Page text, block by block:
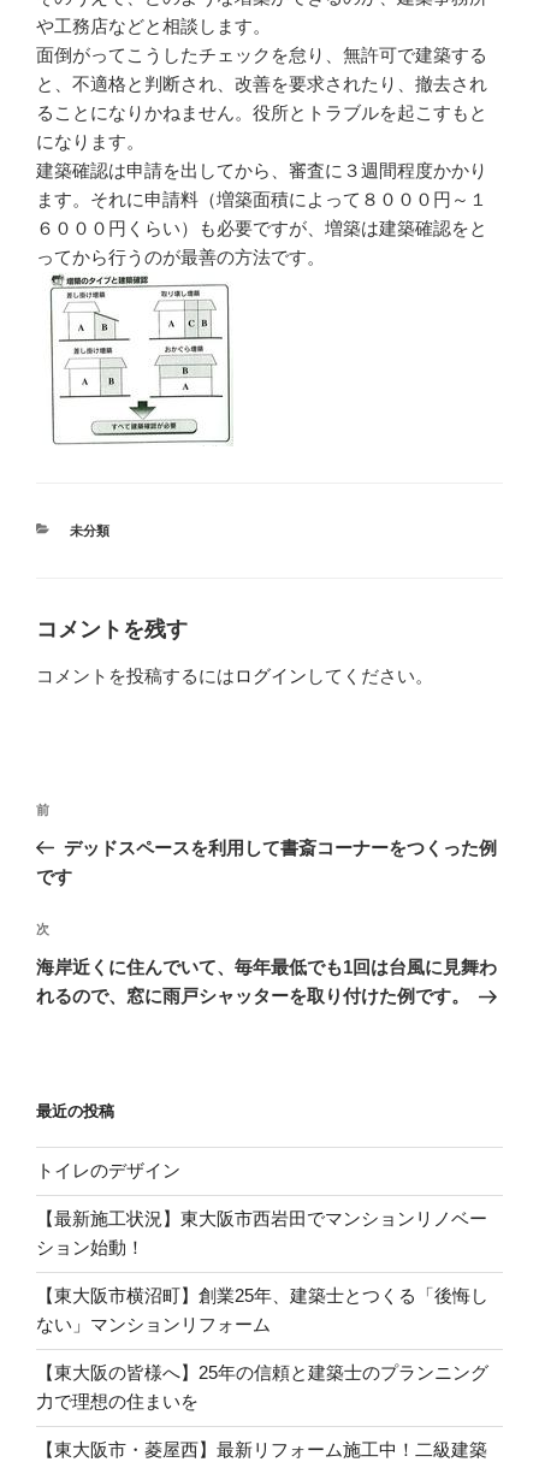
や工務店などと相談します。
面倒がってこうしたチェックを怠り、無許可で建築する
と、不適格と判断され、改善を要求されたり、撤去され
ることになりかねません。役所とトラブルを起こすもと
になります。
建築確認は申請を出してから、審査に３週間程度かかり
ます。それに申請料（増築面積によって８０００円～１
６０００円くらい）も必要ですが、増築は建築確認をと
ってから行うのが最善の方法です。
カ
未分類
コメントを残す
コメントを投稿するにはログイン してください。
投
ナ
ゲ
ー
シ
過
去
の
稿
前
デッドスペースを利用して書斎コーナーをつくった例
です
次
の
投
次
海岸近くに住んでいて、毎年最低でも1回は台風に見舞わ
れるので、窓に雨戸シャッターを取り付けた例です。
最近の投稿
トイレのデザイン
【最新施工状況】東大阪市西岩田でマンションリノベー
ション始動！
【東大阪市横沼町】創業25年、建築士とつくる「後悔し
ない」マンションリフォーム
【東大阪の皆様へ】25年の信頼と建築士のプランニング
力で理想の住まいを
【東大阪市・菱屋西】最新リフォーム施工中！二級建築